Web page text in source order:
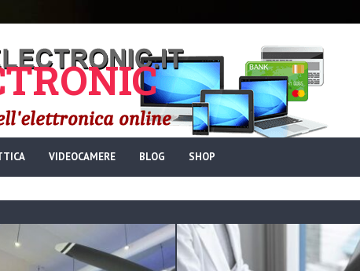
VIDEOCAMERE BLOG SHOP